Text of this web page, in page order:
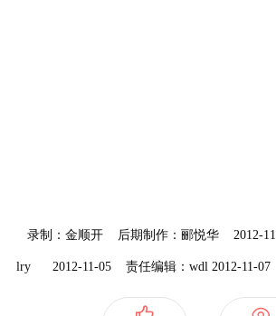
录制：金顺开 后期制作：郦悦华 2012-
lry 2012-11-05 责任编辑：wdl 2012-11-07